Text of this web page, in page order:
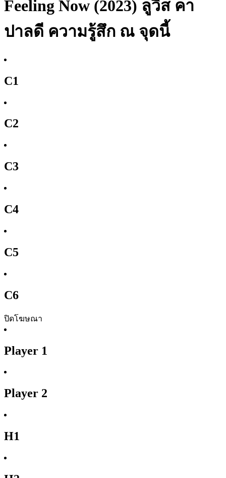
Feeling Now (2023) ลูวิส คา
ปาลดี ความรู้สึก ณ จุดนี้
C1
C2
C3
C4
C5
C6
ปิดโฆษณา
Player 1
Player 2
H1